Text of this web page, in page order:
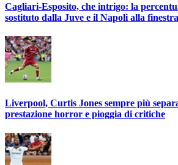
Cagliari-Esposito, che intrigo: la
sostituto dalla Juve e il Napoli alla finestra
Liverpool, Curtis Jones sempre più
prestazione horror e pioggia di critiche